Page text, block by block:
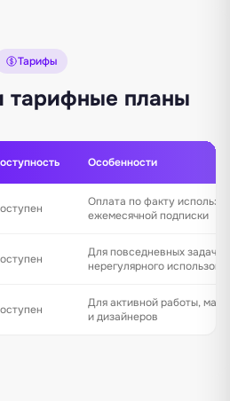
Тарифы
тарифные планы
Особенности
Оплата по факту
ежемесячной подписки
Для повседневных задач и
нерегулярного
Для активной работы,
и дизайнеров